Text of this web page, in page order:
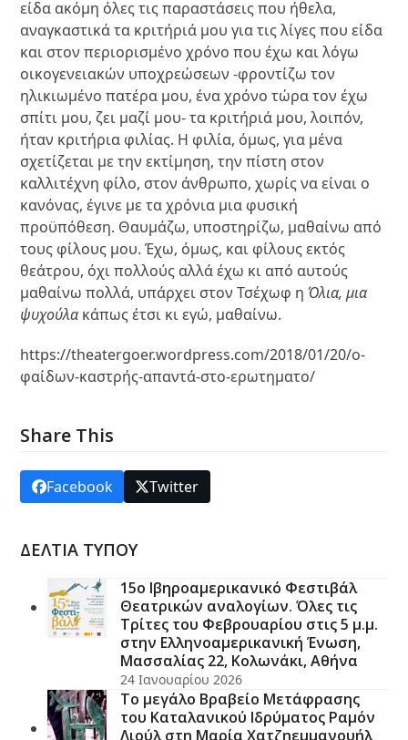
είδα ακόμη όλες τις παραστάσεις που ήθελα,
αναγκαστικά τα κριτήριά μου για τις λίγες που είδα
και στον περιορισμένο χρόνο που έχω και λόγω
οικογενειακών υποχρεώσεων -φροντίζω τον
ηλικιωμένο πατέρα μου, ένα χρόνο τώρα τον έχω
σπίτι μου, ζει μαζί μου- τα κριτήριά μου, λοιπόν,
ήταν κριτήρια φιλίας. Η φιλία, όμως, για μένα
σχετίζεται με την εκτίμηση, την πίστη στον
καλλιτέχνη φίλο, στον άνθρωπο, χωρίς να είναι ο
κανόνας, έγινε με τα χρόνια μια φυσική
προϋπόθεση. Θαυμάζω, υποστηρίζω, μαθαίνω από
τους φίλους μου. Έχω, όμως, και φίλους εκτός
θεάτρου, όχι πολλούς αλλά έχω κι από αυτούς
μαθαίνω πολλά, υπάρχει στον Τσέχωφ ηΌλια, μια
ψυχούλα κάπως έτσι κι εγώ, μαθαίνω.
https://theatergoer.wordpress.com/2018/01/20/ο-
φαίδων-καστρής-απαντά-στο-ερωτηματο/
Share This
Facebook Twitter
ΔΕΛΤΙΑ ΤΥΠΟΥ
15ο Ιβηροαμερικανικό Φεστιβάλ
Θεατρικών αναλογίων. Όλες τις
Τρίτες του Φεβρουαρίου στις 5 μ.μ.
στην Ελληνοαμερικανική Ένωση,
Μασσαλίας 22, Κολωνάκι, Αθήνα
24 Ιανουαρίου 2026
Το μεγάλο Βραβείο Μετάφρασης
του Καταλανικού Ιδρύματος Ραμόν
Λιούλ στη Μαρία Χατζηεμμανουήλ